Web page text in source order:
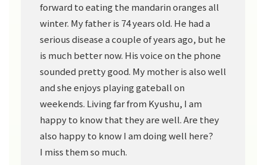
forward to eating the mandarin oranges all
winter. My father is 74 years old. He had a
serious disease a couple of years ago, but he
is much better now. His voice on the phone
sounded pretty good. My mother is also well
and she enjoys playing gateball on
weekends. Living far from Kyushu, I am
happy to know that they are well. Are they
also happy to know I am doing well here?
I miss them so much.